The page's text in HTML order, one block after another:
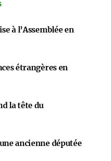
à l’Assemblée en
étrangères en
la tête du
ancienne députée